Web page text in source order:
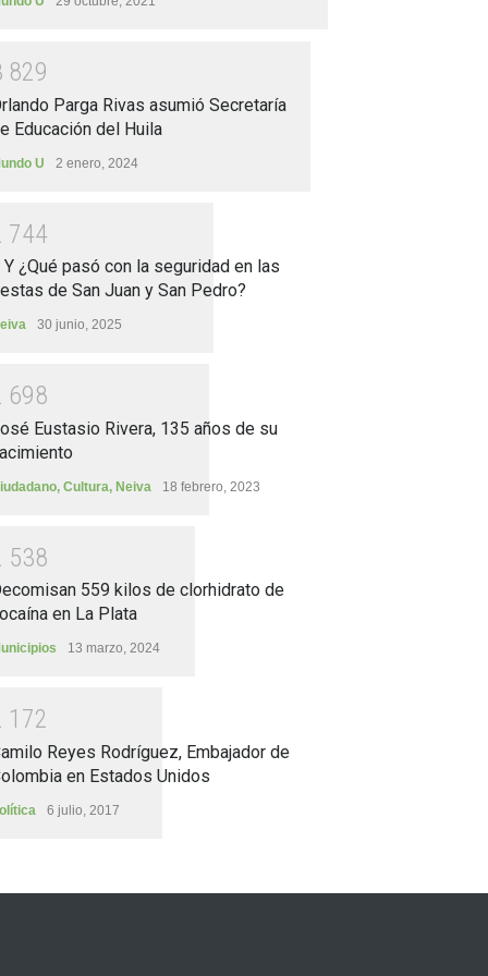
829
Parga Rivas asumió Secretaría
Educación del Huila
U 2 enero, 2024
744
Y ¿Qué pasó con la seguridad en las
de San Juan y San Pedro?
30 junio, 2025
698
Eustasio Rivera, 135 años de su
, Cultura, Neiva 18 febrero, 2023
538
559 kilos de clorhidrato de
en La Plata
13 marzo, 2024
1 72
Reyes Rodríguez, Embajador de
en Estados Unidos
6 julio, 2017